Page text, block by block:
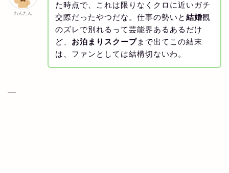
わんたん
た時点で、これは限りなくクロに近いガチ
交際だったやつだな。仕事の勢いと 結婚観
のズレで別れるって芸能界あるあるだけ
ど、 お泊まり スクープまで出てこの結末
は、ファンとしては結構切ないわ。
—